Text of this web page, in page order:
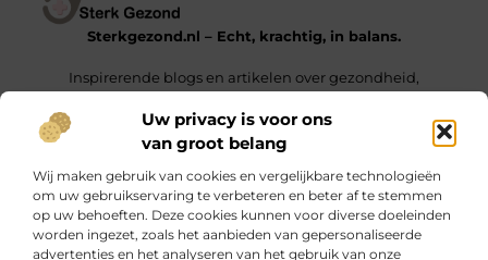
Uw privacy is voor ons
van groot belang
Wij maken gebruik van cookies en vergelijkbare technologieën
om uw gebruikservaring te verbeteren en beter af te stemmen
op uw behoeften. Deze cookies kunnen voor diverse doeleinden
worden ingezet, zoals het aanbieden van gepersonaliseerde
advertenties en het analyseren van het gebruik van onze
Sterkgezond.nl – Echt, krachtig, in balans.
Inspirerende blogs en artikelen over gezondheid,
Onze informatie
Bericht categorie